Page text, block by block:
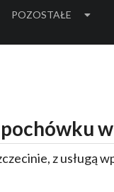
POZOSTAŁE
z usługą